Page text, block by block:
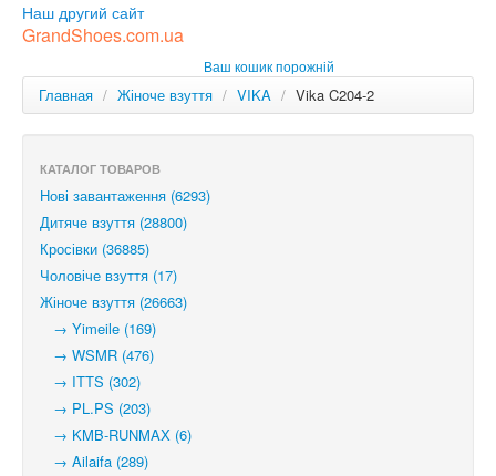
РОС
Наш другий сайт
GrandShoes.com.ua
Ваш кошик порожній
Главная / Жіноче взуття / VIKA / Vika C204-2
КАТАЛОГ ТОВАРОВ
Нові завантаження (6293)
Дитяче взуття (28800)
Кросівки (36885)
Чоловіче взуття (17)
Жіноче взуття (26663)
→ Yimeile (169)
→ WSMR (476)
→ ITTS (302)
→ PL.PS (203)
→ KMB-RUNMAX (6)
→ Ailaifa (289)